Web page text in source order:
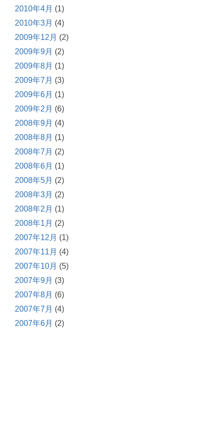
2010年4月 (1)
2010年3月 (4)
2009年12月 (2)
2009年9月 (2)
2009年8月 (1)
2009年7月 (3)
2009年6月 (1)
2009年2月 (6)
2008年9月 (4)
2008年8月 (1)
2008年7月 (2)
2008年6月 (1)
2008年5月 (2)
2008年3月 (2)
2008年2月 (1)
2008年1月 (2)
2007年12月 (1)
2007年11月 (4)
2007年10月 (5)
2007年9月 (3)
2007年8月 (6)
2007年7月 (4)
2007年6月 (2)